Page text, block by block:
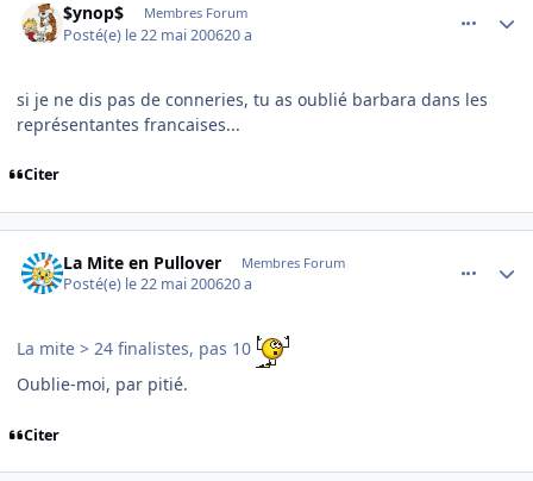
$ynop$ Membres Forum
Posté(e) le 22 mai 200620 a
si je ne dis pas de conneries, tu as oublié barbara dans les
représentantes francaises...
Citer
La Mite en Pullover Membres Forum
Posté(e) le 22 mai 200620 a
La mite > 24 finalistes, pas 10
Oublie-moi, par pitié.
Citer